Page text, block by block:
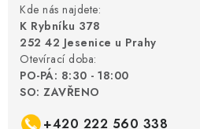
Kde nás najdete:
K Rybníku 378
252 42 Jesenice u Prahy
Otevírací doba:
PO-PÁ: 8:30 - 18:00
SO: ZAVŘENO
+420 222 560 338